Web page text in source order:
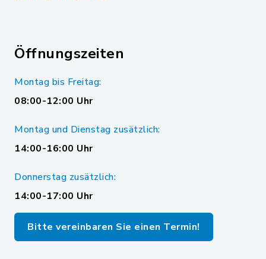
Öffnungszeiten
Montag bis Freitag:
08:00-12:00 Uhr
Montag und Dienstag zusätzlich:
14:00-16:00 Uhr
Donnerstag zusätzlich:
14:00-17:00 Uhr
Bitte vereinbaren Sie einen Termin!